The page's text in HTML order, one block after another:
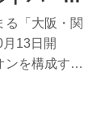
月曜、第
ラパージュ
ストロスタ
トラン。経
る「大阪・関
13日開
ンを構成する
のうちの1社
ン生産地